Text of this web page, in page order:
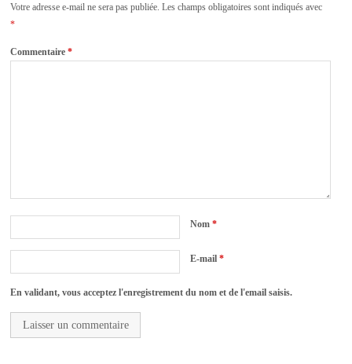
Votre adresse e-mail ne sera pas publiée. Les champs obligatoires sont indiqués avec
*
Commentaire*
Nom*
E-mail*
En validant, vous acceptez l'enregistrement du nom et de l'email saisis.